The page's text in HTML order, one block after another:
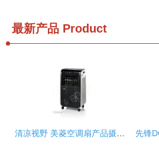
最新产品 Product